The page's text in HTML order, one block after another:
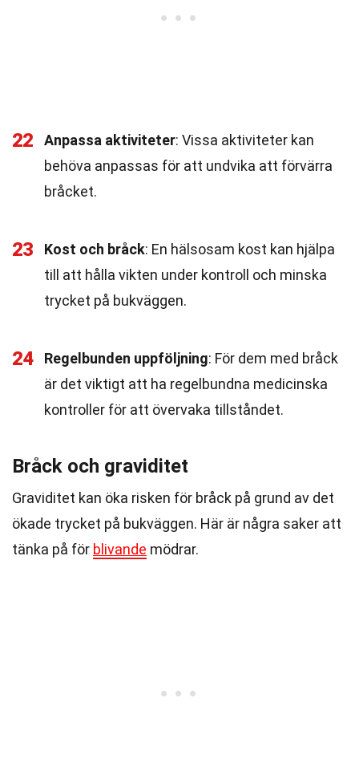
22 Anpassa aktiviteter: Vissa aktiviteter kan
behöva anpassas för att undvika att förvärra
bråcket.
23 Kost och bråck: En hälsosam kost kan hjälpa
till att hålla vikten under kontroll och minska
trycket på bukväggen.
24 Regelbunden uppföljning: För dem med bråck
är det viktigt att ha regelbundna medicinska
kontroller för att övervaka tillståndet.
Bråck och graviditet
Graviditet kan öka risken för bråck på grund av det
ökade trycket på bukväggen. Här är några saker att
tänka på för blivande mödrar.